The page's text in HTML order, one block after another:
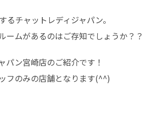
チャットレディジャパン。
ームがあるのはご存知でしょうか？？
ン宮崎店のご紹介です！
フのみの店舗となります(^^)